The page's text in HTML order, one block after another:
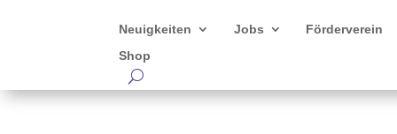
Neuigkeiten Jobs Förderverein
Shop